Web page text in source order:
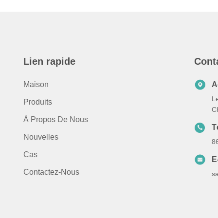
Lien rapide
Maison
Produits
À Propos De Nous
Nouvelles
Cas
Contactez-Nous